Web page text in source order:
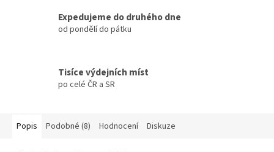
Expedujeme do druhého dne
od pondělí do pátku
Tisíce výdejních míst
po celé ČR a SR
Popis Podobné (8) Hodnocení Diskuze